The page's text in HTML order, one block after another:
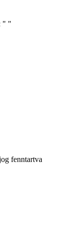
" "
fenntartva